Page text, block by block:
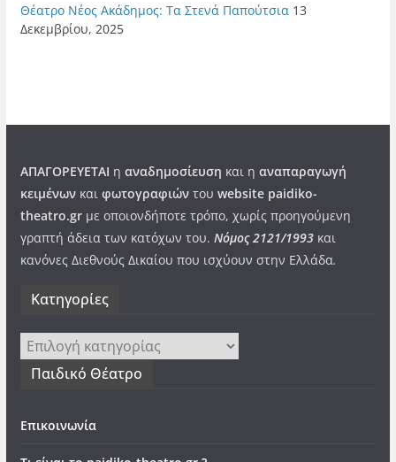
Θέατρο Νέος Ακάδημος: Τα Στενά Παπούτσια 13
Δεκεμβρίου, 2025
ΑΠΑΓΟΡΕΥΕΤΑΙ η αναδημοσίευση και η αναπαραγωγή
κειμένωνκαι φωτογραφιώντου website paidiko-
theatro.grμε οποιονδήποτε τρόπο, χωρίς προηγούμενη
γραπτή άδεια των κατόχων του. Νόμος 2121/1993και
κανόνες Διεθνούς Δικαίου που ισχύουν στην Ελλάδα.
Kατηγορίες
Kατηγορίες
Παιδικό Θέατρο
Επικοινωνία